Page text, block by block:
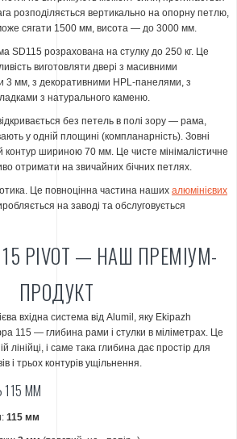
розподіляється вертикально на опорну петлю,
сягати 1500 мм, висота — до 3000 мм.
SD115 розрахована на стулку до 250 кг. Це
виготовляти двері з масивними
3 мм, з декоративними HPL-панелями, з
з натурального каменю.
без петель в полі зору — рама,
у одній площині (компланарність). Зовні
контур шириною 70 мм. Це чисте мінімалістичне
отримати на звичайних бічних петлях.
Це повноцінна частина наших алюмінієвих
на заводі та обслуговується
PIVOT — НАШ ПРЕМІУМ-
ПРОДУКТ
вхідна система від Alumil, яку Ekipazh
115 — глибина рами і стулки в міліметрах. Це
і саме така глибина дає простір для
і трьох контурів ущільнення.
115 ММ
115 мм